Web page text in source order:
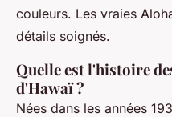
couleurs. Les vraies
détails soignés.
Quelle est l'histoire
d'Hawaï ?
Nées dans les années